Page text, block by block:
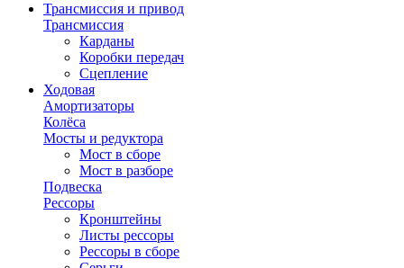
Трансмиссия и привод
Трансмиссия
Карданы
Коробки передач
Сцепление
Ходовая
Амортизаторы
Колёса
Мосты и редуктора
Мост в сборе
Мост в разборе
Подвеска
Рессоры
Кронштейны
Листы рессоры
Рессоры в сборе